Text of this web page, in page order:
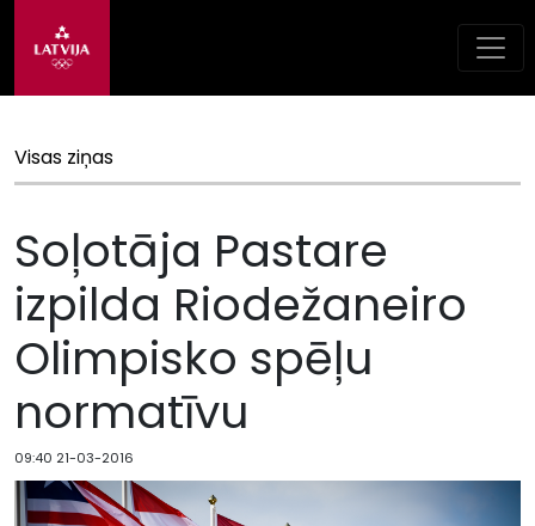
Visas ziņas
Soļotāja Pastare
izpilda Riodežaneiro
Olimpisko spēļu
normatīvu
09:40 21-03-2016